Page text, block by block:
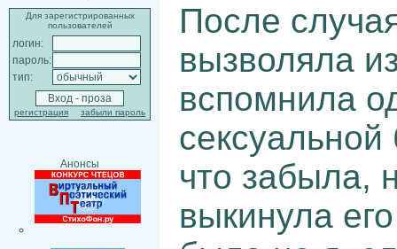
Для зарегистрированных
пользователей
логин:
пароль:
тип:
регистрация забыли пароль
Анонсы
После
вызволяла
вспомнила
что забыла,
выкинула